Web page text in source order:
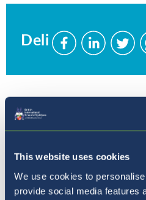
This website uses cookies
We use cookies to
provide social media features
Deli
stranstranstran
Kam